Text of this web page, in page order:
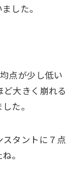
した。
点が少し低い
ど大きく崩れる
た。
タントに７点
。